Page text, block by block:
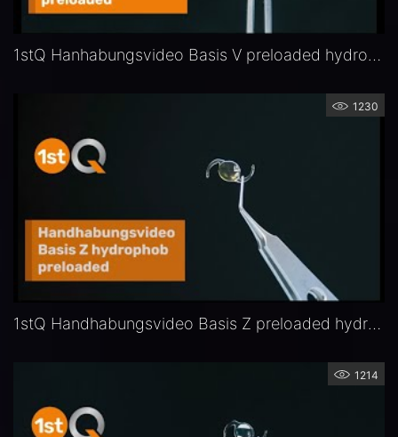
1stQ Hanhabungsvideo Basis V preloaded hydrophob
1230
1stQ Handhabungsvideo Basis Z preloaded hydrophob
1214